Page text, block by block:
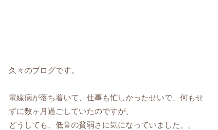
久々のプログです。
電線病が落ち着いて、仕事も忙しかったせいで、何もせ
ずに数ヶ月過ごしていたのですが、
どうしても、低音の貧弱さに気になっていました。。